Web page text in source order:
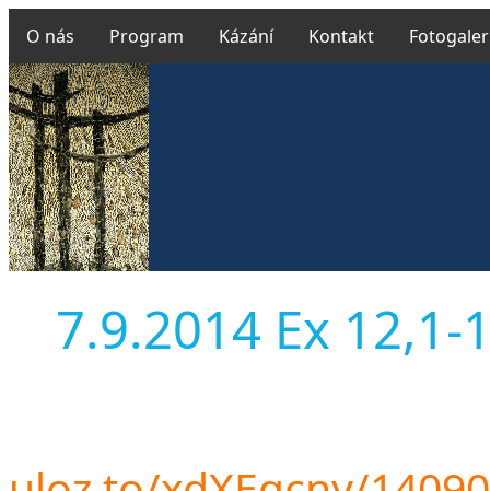
O nás Program Kázání Kontakt
7.9.2014 Ex 12,1-